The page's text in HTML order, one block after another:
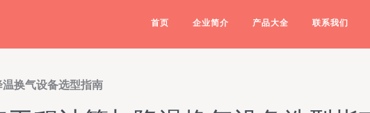
首页 企业简介 产品大全 联系我们
换气设备选型指南